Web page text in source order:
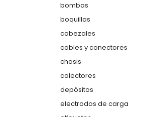
bombas
boquillas
cabezales
cables y conectores
chasis
colectores
depósitos
electrodos de carga